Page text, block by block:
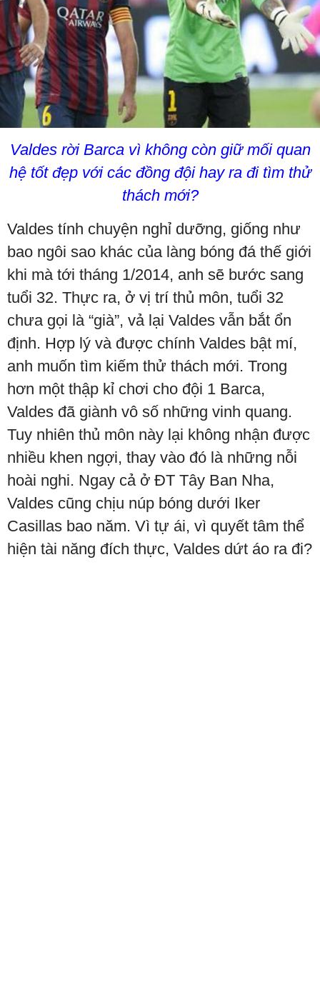
Valdes rời Barca vì không còn giữ mối quan
hệ tốt đẹp với các đồng đội hay ra đi tìm thử
thách mới?
Valdes tính chuyện nghỉ dưỡng, giống như
bao ngôi sao khác của làng bóng đá thế giới
khi mà tới tháng 1/2014, anh sẽ bước sang
tuổi 32. Thực ra, ở vị trí thủ môn, tuổi 32
chưa gọi là “già”, vả lại Valdes vẫn bắt ổn
định. Hợp lý và được chính Valdes bật mí,
anh muốn tìm kiếm thử thách mới. Trong
hơn một thập kỉ chơi cho đội 1 Barca,
Valdes đã giành vô số những vinh quang.
Tuy nhiên thủ môn này lại không nhận được
nhiều khen ngợi, thay vào đó là những nỗi
hoài nghi. Ngay cả ở ĐT Tây Ban Nha,
Valdes cũng chịu núp bóng dưới Iker
Casillas bao năm. Vì tự ái, vì quyết tâm thể
hiện tài năng đích thực, Valdes dứt áo ra đi?